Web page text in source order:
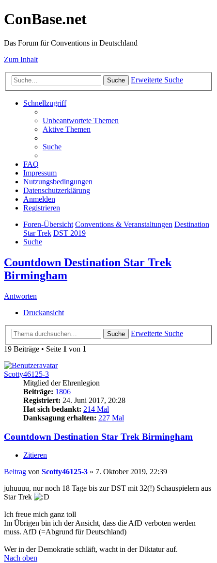
ConBase.net
Das Forum für Conventions in Deutschland
Zum Inhalt
Suche Erweiterte Suche
Schnellzugriff
Unbeantwortete Themen
Aktive Themen
Suche
FAQ
Impressum
Nutzungsbedingungen
Datenschutzerklärung
Anmelden
Registrieren
Foren-Übersicht Conventions & Veranstaltungen Destination
Star Trek DST 2019
Suche
Countdown Destination Star Trek
Birmingham
Antworten
Druckansicht
Suche
Erweiterte Suche
19 Beiträge • Seite 1 von 1
Scotty46125-3
Mitglied der Ehrenlegion
Beiträge: 1806
Registriert: 24. Juni 2017, 20:28
Hat sich bedankt: 214 Mal
Danksagung erhalten: 227 Mal
Countdown Destination Star Trek Birmingham
Zitieren
Beitrag von Scotty46125-3 » 7. Oktober 2019, 22:39
juhuuuu, nur noch 18 Tage bis zur DST mit 32(!) Schauspielern aus
Star Trek
Ich freue mich ganz toll
Im Übrigen bin ich der Ansicht, dass die AfD verboten werden
muss. AfD (=Abgrund für Deutschland)
Wer in der Demokratie schläft, wacht in der Diktatur auf.
Nach oben